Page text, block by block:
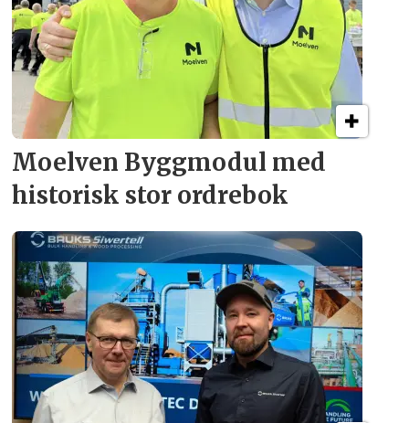
Moelven Byggmodul med
historisk stor ordrebok